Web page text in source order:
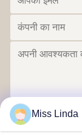
Miss Linda